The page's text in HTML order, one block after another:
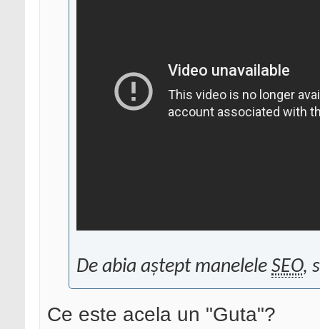
De abia aștept manelele SEO,
Ce este acela un "Guta"?